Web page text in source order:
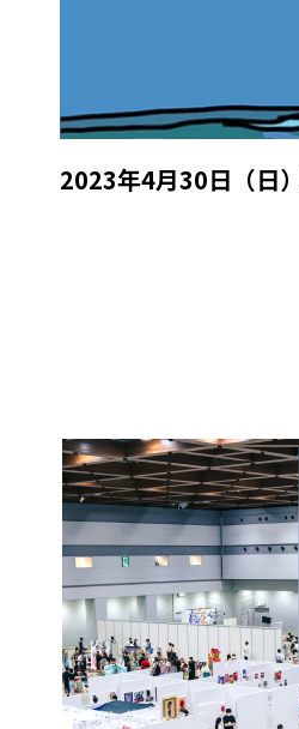
2023年4月30日（日